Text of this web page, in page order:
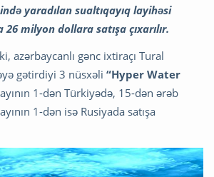
yaradılan sualtıqayıq layihəsi
milyon dollara satışa çıxarılır.
azərbaycanlı gənc ixtiraçı Tural
gətirdiyi 3 nüsxəli “Hyper Water
1-dən Türkiyədə, 15-dən ərəb
1-dən isə Rusiyada satışa